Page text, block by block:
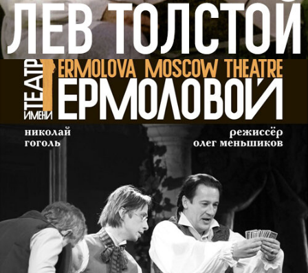
СТАРЫЕ ПЕСНИ О ГЛАВНОМ
films